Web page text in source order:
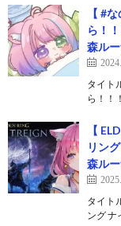
【 #
ら！
森ルー
タイト
ら！！
【
リン
森ル
タイト
ング